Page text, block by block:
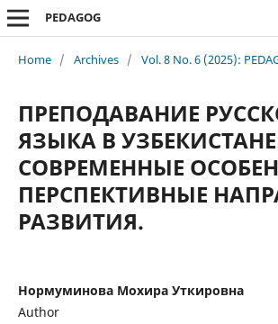
PEDAGOG
Home / Archives / Vol. 8 No. 6 (2025):
ПРЕПОДАВАНИЕ
ЯЗЫКА В
СОВРЕМЕННЫЕ
ПЕРСПЕКТИВНЫЕ
РАЗВИТИЯ.
Нормуминова Мохира Уткировна
Author